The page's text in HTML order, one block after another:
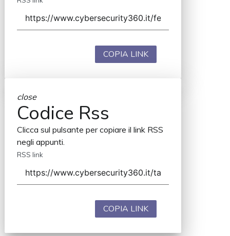
COPIA LINK
close
Codice Rss
Clicca sul pulsante per copiare il link RSS
negli appunti.
RSS link
COPIA LINK